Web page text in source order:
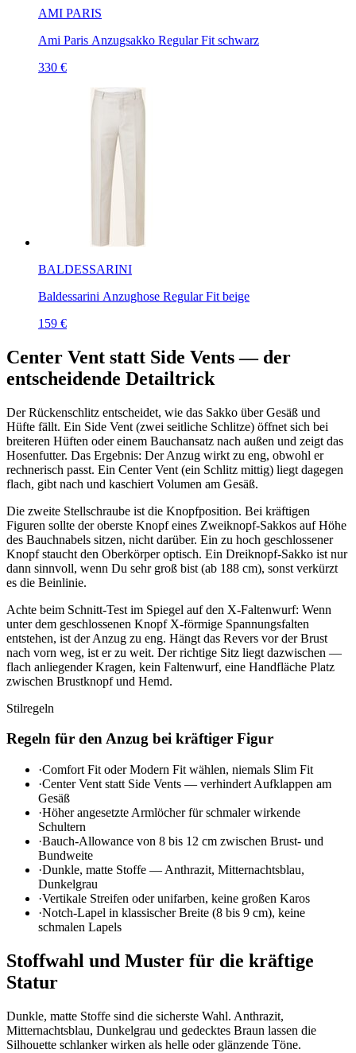
AMI PARIS
Ami Paris Anzugsakko Regular Fit schwarz
330 €
BALDESSARINI
Baldessarini Anzughose Regular Fit beige
159 €
Center Vent statt Side Vents — der
entscheidende Detailtrick
Der Rückenschlitz entscheidet, wie das Sakko über Gesäß und
Hüfte fällt. Ein Side Vent (zwei seitliche Schlitze) öffnet sich bei
breiteren Hüften oder einem Bauchansatz nach außen und zeigt das
Hosenfutter. Das Ergebnis: Der Anzug wirkt zu eng, obwohl er
rechnerisch passt. Ein Center Vent (ein Schlitz mittig) liegt dagegen
flach, gibt nach und kaschiert Volumen am Gesäß.
Die zweite Stellschraube ist die Knopfposition. Bei kräftigen
Figuren sollte der oberste Knopf eines Zweiknopf-Sakkos auf Höhe
des Bauchnabels sitzen, nicht darüber. Ein zu hoch geschlossener
Knopf staucht den Oberkörper optisch. Ein Dreiknopf-Sakko ist nur
dann sinnvoll, wenn Du sehr groß bist (ab 188 cm), sonst verkürzt
es die Beinlinie.
Achte beim Schnitt-Test im Spiegel auf den X-Faltenwurf: Wenn
unter dem geschlossenen Knopf X-förmige Spannungsfalten
entstehen, ist der Anzug zu eng. Hängt das Revers vor der Brust
nach vorn weg, ist er zu weit. Der richtige Sitz liegt dazwischen —
flach anliegender Kragen, kein Faltenwurf, eine Handfläche Platz
zwischen Brustknopf und Hemd.
Stilregeln
Regeln für den Anzug bei kräftiger Figur
·Comfort Fit oder Modern Fit wählen, niemals Slim Fit
·Center Vent statt Side Vents — verhindert Aufklappen am
Gesäß
·Höher angesetzte Armlöcher für schmaler wirkende
Schultern
·Bauch-Allowance von 8 bis 12 cm zwischen Brust- und
Bundweite
·Dunkle, matte Stoffe — Anthrazit, Mitternachtsblau,
Dunkelgrau
·Vertikale Streifen oder unifarben, keine großen Karos
·Notch-Lapel in klassischer Breite (8 bis 9 cm), keine
schmalen Lapels
Stoffwahl und Muster für die kräftige
Statur
Dunkle, matte Stoffe sind die sicherste Wahl. Anthrazit,
Mitternachtsblau, Dunkelgrau und gedecktes Braun lassen die
Silhouette schlanker wirken als helle oder glänzende Töne.